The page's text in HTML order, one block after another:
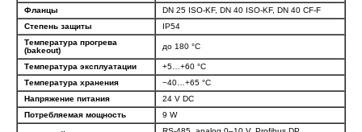
Фланцы
DN 25 ISO-KF, DN 40 ISO-KF, DN 40 CF-F
Степень защиты
IP54
Температура прогрева
(bakeout)
до 180 °C
Температура эксплуатации
+5…+60 °C
Температура хранения
−40…+65 °C
Напряжение питания
24 V DC
Потребляемая мощность
9 W